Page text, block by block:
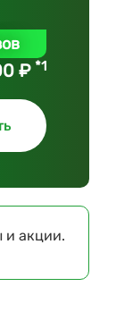
₽ *1
и акции.